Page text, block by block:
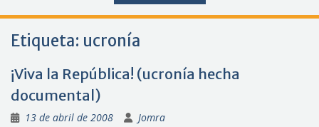
Etiqueta: ucronía
¡Viva la República! (ucronía hecha
documental)
13 de abril de 2008 Jomra